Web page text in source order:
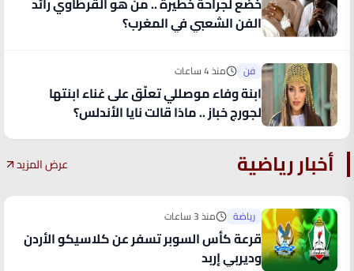
الفن الشعبي في المغرب؟
فن منذ 4 ساعات
ابنة وفاء موصللي تعلّق على غناء ابنتها
لجورج خباز .. ماذا قالت نايا الأندلس؟
أخبار رياضية عرض المزيد
رياضة منذ 3 ساعات
قرعة كأس السوبر تسفر عن كلاسيكو الأردن
وديربي إربد